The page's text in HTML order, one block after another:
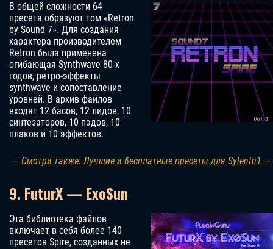
В общей сложности 64
пресета образуют том «Retron
by Sound 7». Для создания
характера производителем
Retron была применена
огибающая Synthwave 80-х
годов, ретро-эффекты
synthwave и сопоставление
уровней. В архив файлов
входят 12 басов, 12 лидов, 10
синтезаторов, 10 пэдов, 10
плаков и 10 эффектов.
— Смотри также: Лучшие и бесплатные пресеты для Sylenth1 —
9. FuturX — ExoSun
Эта библиотека файлов
включает в себя более 140
пресетов Spire, созданных не